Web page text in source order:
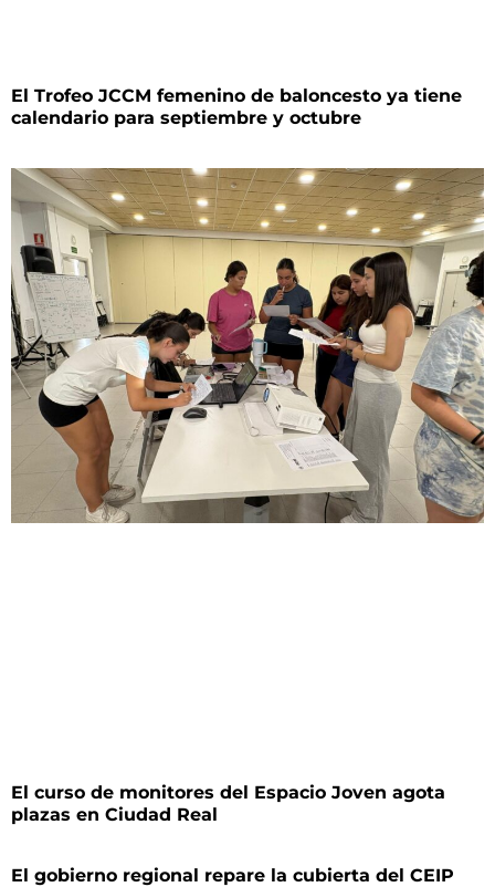
El Trofeo JCCM femenino de baloncesto ya tiene
calendario para septiembre y octubre
El curso de monitores del Espacio Joven agota
plazas en Ciudad Real
El gobierno regional repare la cubierta del CEIP